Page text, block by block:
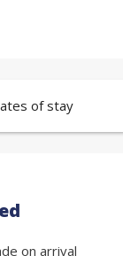
of stay
on arrival